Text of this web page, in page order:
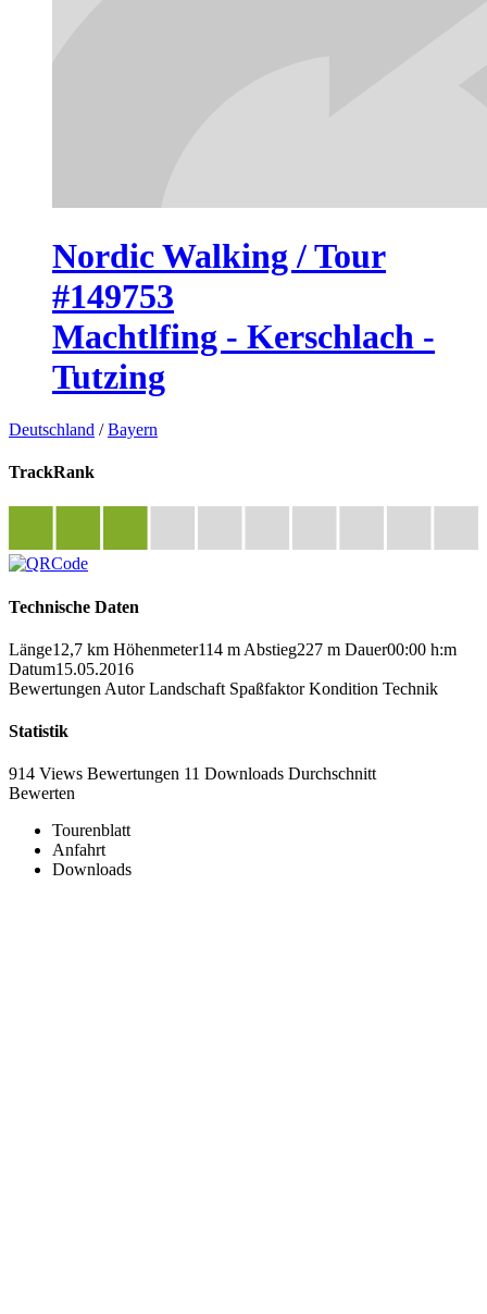
Nordic Walking / Tour
#149753
Machtlfing - Kerschlach -
Tutzing
Deutschland /Bayern
TrackRank
Technische Daten
Länge12,7 km Höhenmeter114 m Abstieg227 m Dauer00:00 h:m
Datum15.05.2016
Bewertungen Autor Landschaft Spaßfaktor Kondition Technik
Statistik
914 Views Bewertungen 11 Downloads Durchschnitt
Bewerten
Tourenblatt
Anfahrt
Downloads